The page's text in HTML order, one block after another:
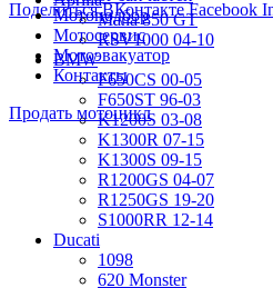
Поделиться ВКонтакте Facebook
Mana 850 GT
RSV1000 04-10
BMW
F650CS 00-05
F650ST 96-03
K1200S 03-08
K1300R 07-15
K1300S 09-15
R1200GS 04-07
R1250GS 19-20
S1000RR 12-14
Ducati
1098
620 Monster
Мотоподбор
Мотосервис
Мотоэвакуатор
Контакты
Продать мотоцикл